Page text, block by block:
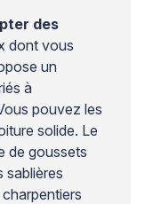
des
dont vous
un
à
pouvez les
solide. Le
de goussets
sablières